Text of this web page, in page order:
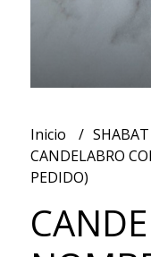
Inicio
SHABAT
CANDELABRO
PEDIDO)